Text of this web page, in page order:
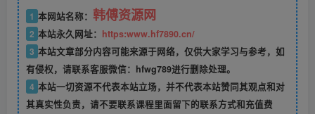
1 本网站名称： 韩傅资源网
2 本站永久网址： https:www.hf7890.cn/
3 本站文章部分内容可能来源于网络，仅供大家学习与参考，如
有侵权，请联系客服微信：hfwg789进行删除处理。
4 本站一切资源不代表本站立场，并不代表本站赞同其观点和对
其真实性负责，请不要联系课程里面留下的联系方式和充值费